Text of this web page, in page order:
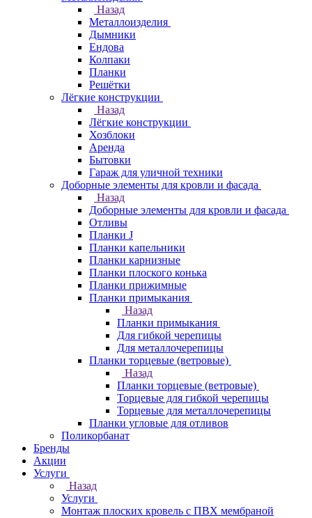
Назад
Металлоизделия
Дымники
Ендова
Колпаки
Планки
Решётки
Лёгкие конструкции
Назад
Лёгкие конструкции
Хозблоки
Аренда
Бытовки
Гараж для уличной техники
Доборные элементы для кровли и фасада
Назад
Доборные элементы для кровли и фасада
Отливы
Планки J
Планки капельники
Планки карнизные
Планки плоского конька
Планки прижимные
Планки примыкания
Назад
Планки примыкания
Для гибкой черепицы
Для металлочерепицы
Планки торцевые (ветровые)
Назад
Планки торцевые (ветровые)
Торцевые для гибкой черепицы
Торцевые для металлочерепицы
Планки угловые для отливов
Поликорбанат
Бренды
Акции
Услуги
Назад
Услуги
Монтаж плоских кровель с ПВХ мембраной